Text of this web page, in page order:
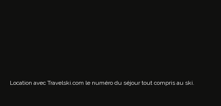
Location avec Travelski.com le numéro du séjour tout compris au ski.